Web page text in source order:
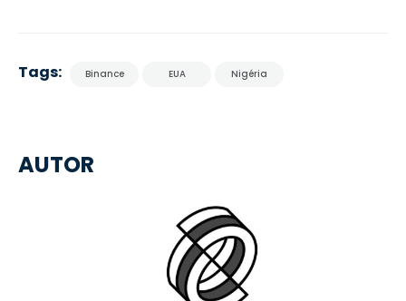
AUTOR
Tags: Binance EUA Nigéria